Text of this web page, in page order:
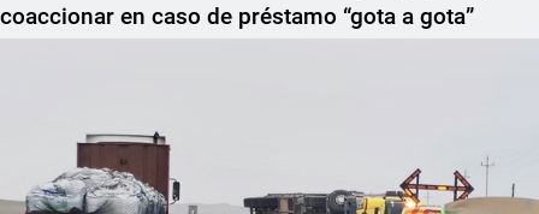
coaccionar en caso de préstamo “gota a gota”